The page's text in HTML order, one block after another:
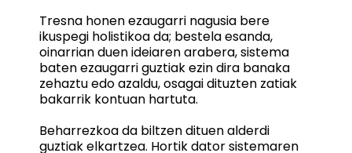
Tresna honen ezaugarri nagusia bere
ikuspegi holistikoa da; bestela esanda,
oinarrian duen ideiaren arabera, sistema
baten ezaugarri guztiak ezin dira banaka
zehaztu edo azaldu, osagai dituzten zatiak
bakarrik kontuan hartuta.
Beharrezkoa da biltzen dituen alderdi
guztiak elkartzea. Hortik dator sistemaren